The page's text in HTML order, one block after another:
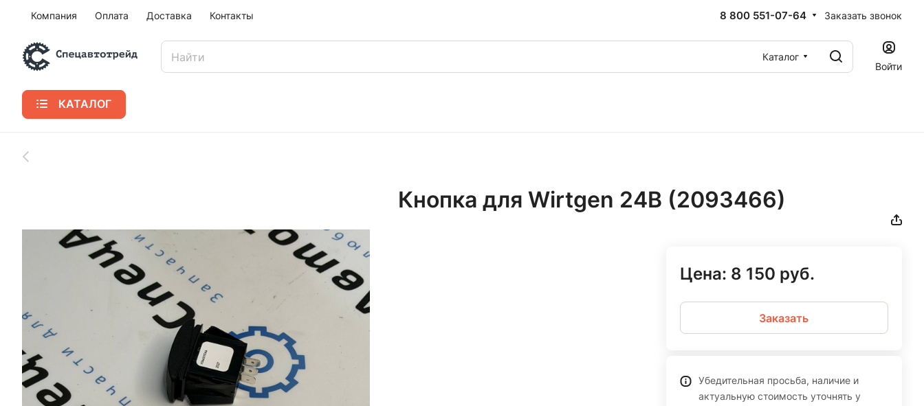
Компания Оплата Доставка Контакты 8 800 551-07-64 Заказать звонок
Каталог
Войти
КАТАЛОГ
Кнопка для Wirtgen 24В (2093466)
Цена: 8 150 руб.
Заказать
Убедительная просьба, наличие и
актуальную стоимость уточнять у